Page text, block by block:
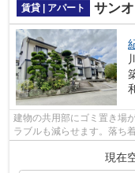
賃貸 | アパート サン
建物の共用部にゴミ置き場
ラブルも減らせます。落ち
現在